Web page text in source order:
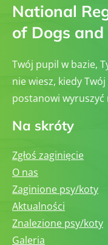
National
of Dogs and
Twój pupil w bazie,
nie wiesz, kiedy
postanowi wyruszyć
Na skróty
Zgłoś zaginięcie
O nas
Zaginione psy/koty
Aktualności
Znalezione psy/koty
Galeria